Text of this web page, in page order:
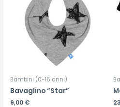
Bambini (0-16 anni)
Bavaglino “Star”
9,00 €